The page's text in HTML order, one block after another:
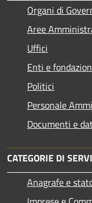
Organi di
Aree
Uffici
Enti e
Politici
Personale
Documenti e
CATEGORIE DI
Anagrafe e